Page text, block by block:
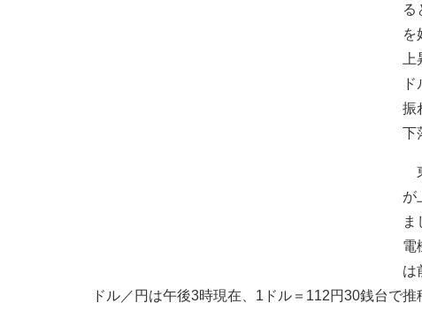
る
を
振
下
が
ま
電
は
ドル／円は午後3時現在、1ドル＝112円30銭台で推